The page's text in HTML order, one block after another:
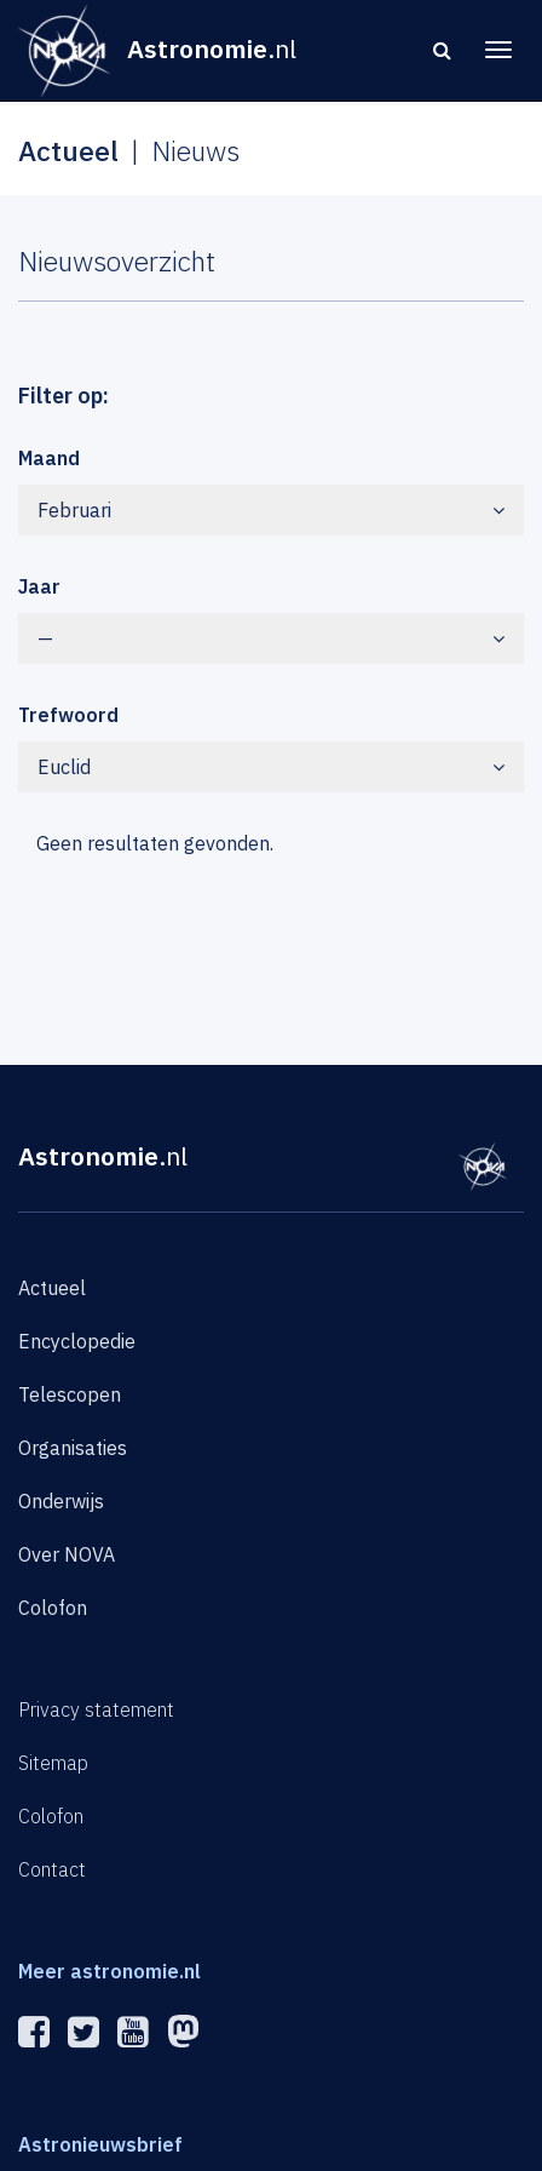
Astronomie.nl
Actueel Nieuws
Nieuwsoverzicht
Filter op:
Maand
Februari
Jaar
—
Trefwoord
Euclid
Geen resultaten gevonden.
Astronomie.nl
Actueel
Encyclopedie
Telescopen
Organisaties
Onderwijs
Over NOVA
Colofon
Privacy statement
Sitemap
Colofon
Contact
Meer astronomie.nl
Astronieuwsbrief